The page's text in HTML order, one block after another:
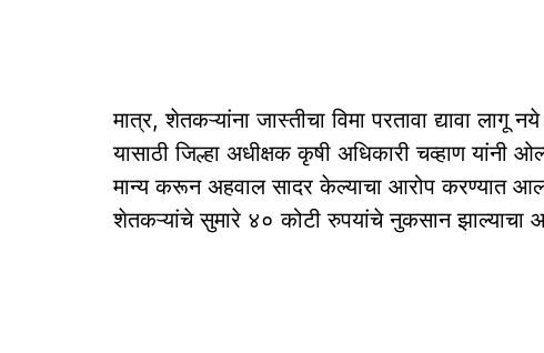
मात्र, शेतकऱ्यांना जास्तीचा विमा परतावा द्यावा
यासाठी जिल्हा अधीक्षक कृषी अधिकारी चव्हाण यांनी
मान्य करून अहवाल सादर केल्याचा आरोप करण्यात
शेतकऱ्यांचे सुमारे ४० कोटी रुपयांचे नुकसान झाल्याचा